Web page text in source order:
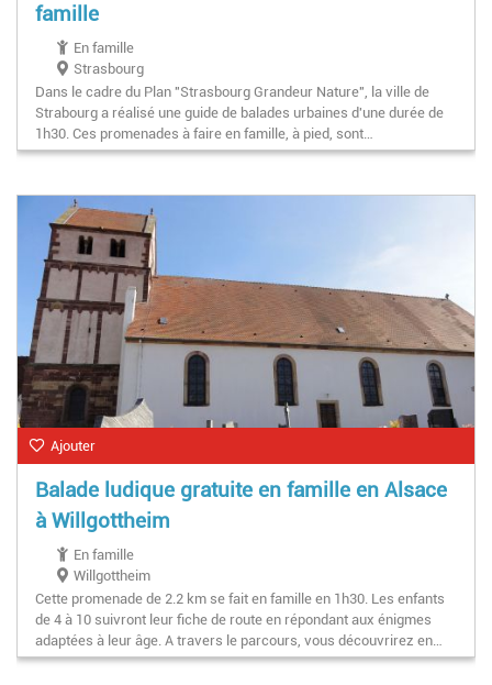
famille
En famille
Strasbourg
Dans le cadre du Plan "Strasbourg Grandeur Nature", la ville de
Strabourg a réalisé une guide de balades urbaines d'une durée de
1h30. Ces promenades à faire en famille, à pied, sont…
Ajouter
Balade ludique gratuite en famille en Alsace
à Willgottheim
En famille
Willgottheim
Cette promenade de 2.2 km se fait en famille en 1h30. Les enfants
de 4 à 10 suivront leur fiche de route en répondant aux énigmes
adaptées à leur âge. A travers le parcours, vous découvrirez en…